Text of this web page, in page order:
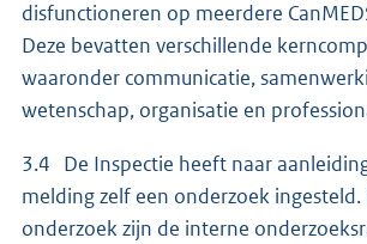
disfunctioneren op meerdere
Deze bevatten verschillende
waaronder communicatie,
wetenschap, organisatie en
3.4 De Inspectie heeft naar
melding zelf een onderzoek ingesteld.
onderzoek zijn de interne